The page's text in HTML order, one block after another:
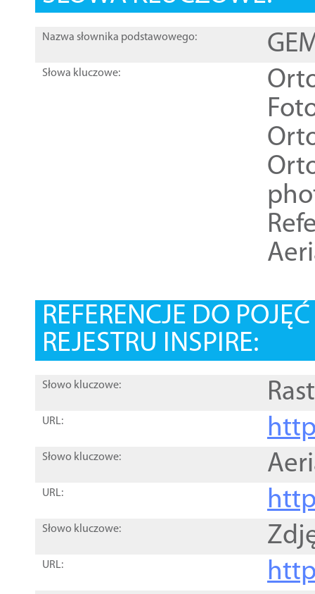
Nazwa słownika podstawowego:
Słowa kluczowe:
REFERENCJE DO
REJESTRU INSPIRE:
Słowo kluczowe:
URL:
Słowo kluczowe:
URL:
Słowo kluczowe:
URL: